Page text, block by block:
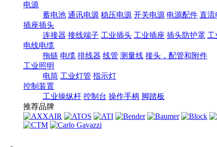
电源
蓄电池 通讯电源 稳压电源 开关电源 电源配件 直流
插座插头
连接器 接线端子 工业插头 工业插座 插头防护罩 工
电线电缆
拖链 电缆 排线器 线管 测量线 接头，配管和附件
工业照明
电筒 工业灯管 指示灯
控制装置
工业操纵杆 控制台 操作手柄 脚踏板
推荐品牌